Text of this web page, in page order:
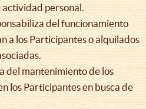
personal.
del funcionamiento
a los Participantes o alquilados
del mantenimiento de los
los Participantes en busca de